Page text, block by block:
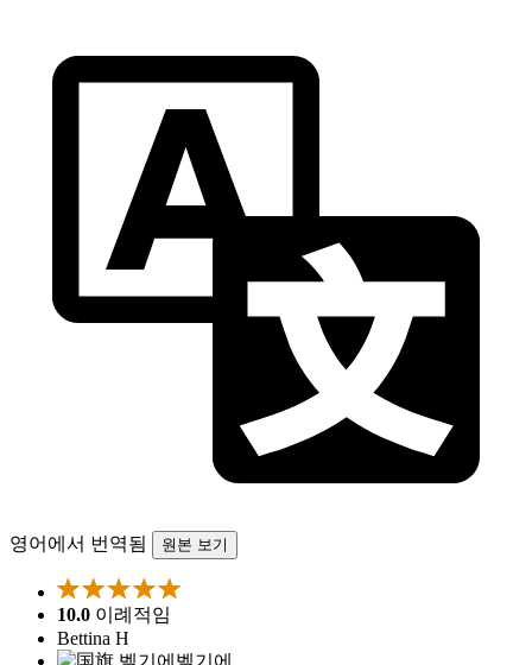
영어에서 번역됨 원본 보기
10.0 이례적임
Bettina H
벨기에